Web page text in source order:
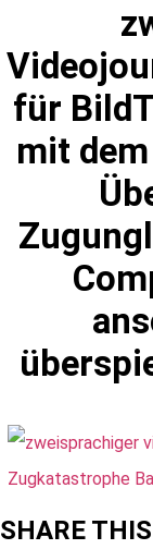
für
mit
SHARE